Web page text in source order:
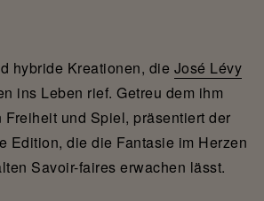
hybride Kreationen, die José Lévy
ins Leben rief. Getreu dem ihm
und Spiel, präsentiert der
Edition, die die Fantasie im Herzen
Savoir-faires erwachen lässt.